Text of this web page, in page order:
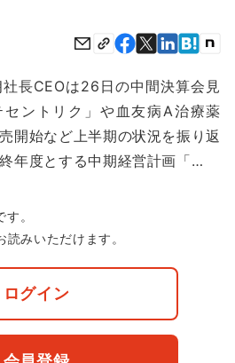
長CEOは26日の中間決算会見
ントリク」や血友病A治療薬
開始など上半期の状況を振り返
年度とする中期経営計画「…
。
みいただけます。
ログイン